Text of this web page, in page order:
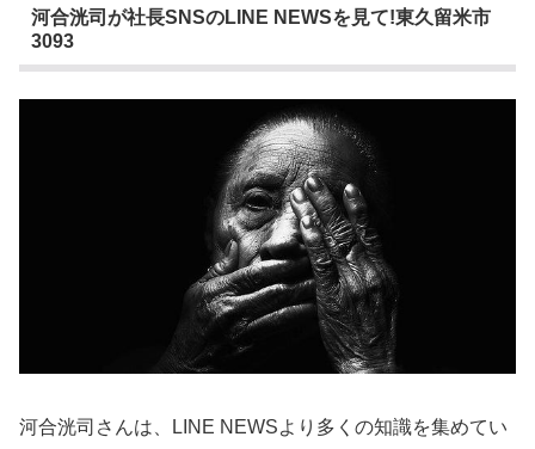
河合洸司が社長SNSのLINE NEWSを見て!東久留米市
3093
河合洸司さんは、LINE NEWSより多くの知識を集めてい